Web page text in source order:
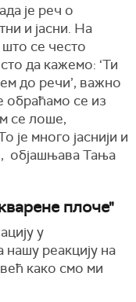
је реч о
и јасни. На
се често
да кажемо: ‘Ти
до речи’, важно
обраћамо се из
се лоше,
много јаснији и
објашњава Тања
плоче"
у
нашу реакцију на
како смо ми